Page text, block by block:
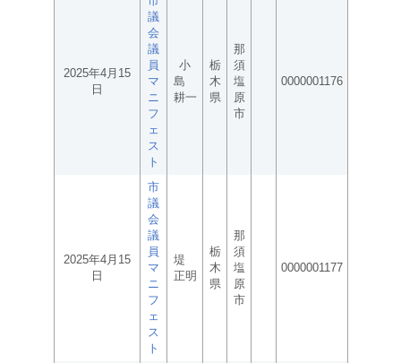
2025年4月15
日
議
会
議
員
マ
ニ
フ
ェ
ス
ト
小
島
耕一
栃
木
県
那
須
塩
原
市
0000001176
2025年4月15
日
市
議
会
議
員
マ
ニ
フ
ェ
ス
ト
堤
正明
栃
木
県
那
須
塩
原
市
0000001177